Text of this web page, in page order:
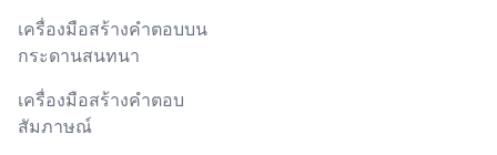
เครื่องมือสร้างคำตอบบน
กระดานสนทนา
เครื่องมือสร้างคำตอบ
สัมภาษณ์